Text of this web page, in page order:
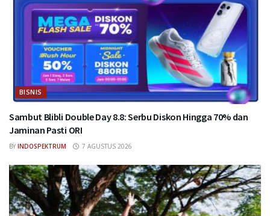
BISNIS
Sambut Blibli Double Day 8.8: Serbu Diskon Hingga 70% dan
Jaminan Pasti ORI
BY INDOSPEKTRUM 7 AGUSTUS 2026